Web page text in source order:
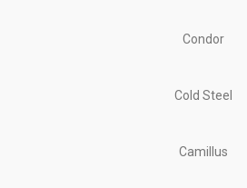
Condor
Cold Steel
Camillus